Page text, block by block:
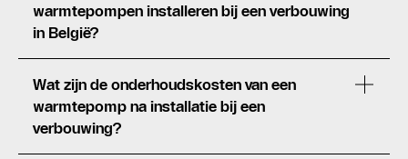
warmtepompen installeren bij een verbouwing
in België?
Wat zijn de onderhoudskosten van een
warmtepomp na installatie bij een
verbouwing?